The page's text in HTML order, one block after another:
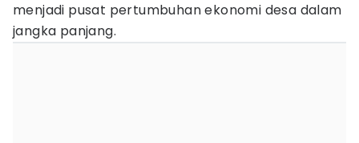
menjadi pusat pertumbuhan ekonomi desa dalam
jangka panjang.